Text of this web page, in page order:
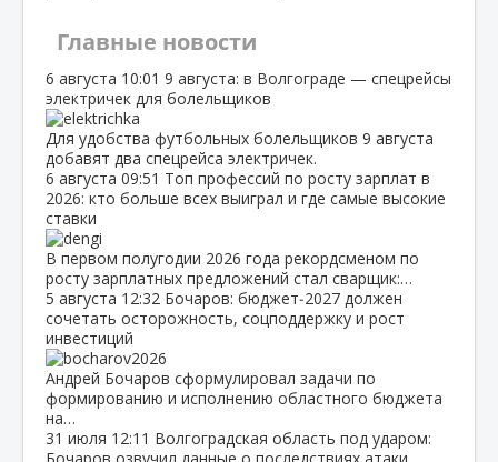
Главные новости
6 августа 10:01 9 августа: в Волгограде — спецрейсы
электричек для болельщиков
Для удобства футбольных болельщиков 9 августа
добавят два спецрейса электричек.
6 августа 09:51 Топ профессий по росту зарплат в
2026: кто больше всех выиграл и где самые высокие
ставки
В первом полугодии 2026 года рекордсменом по
росту зарплатных предложений стал сварщик:…
5 августа 12:32 Бочаров: бюджет‑2027 должен
сочетать осторожность, соцподдержку и рост
инвестиций
Андрей Бочаров сформулировал задачи по
формированию и исполнению областного бюджета
на…
31 июля 12:11 Волгоградская область под ударом: